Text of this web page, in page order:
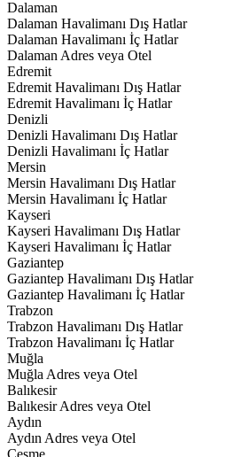
Dalaman
Dalaman Havalimanı Dış Hatlar
Dalaman Havalimanı İç Hatlar
Dalaman Adres veya Otel
Edremit
Edremit Havalimanı Dış Hatlar
Edremit Havalimanı İç Hatlar
Denizli
Denizli Havalimanı Dış Hatlar
Denizli Havalimanı İç Hatlar
Mersin
Mersin Havalimanı Dış Hatlar
Mersin Havalimanı İç Hatlar
Kayseri
Kayseri Havalimanı Dış Hatlar
Kayseri Havalimanı İç Hatlar
Gaziantep
Gaziantep Havalimanı Dış Hatlar
Gaziantep Havalimanı İç Hatlar
Trabzon
Trabzon Havalimanı Dış Hatlar
Trabzon Havalimanı İç Hatlar
Muğla
Muğla Adres veya Otel
Balıkesir
Balıkesir Adres veya Otel
Aydın
Aydın Adres veya Otel